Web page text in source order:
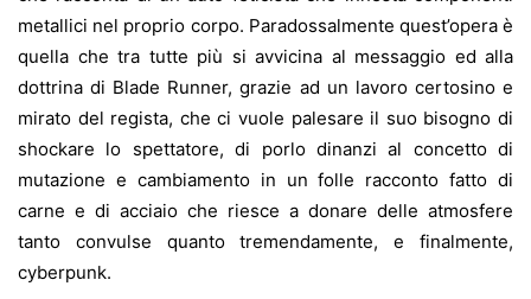
metallici nel proprio corpo. Paradossalmente quest’opera è
quella che tra tutte più si avvicina al messaggio ed alla
dottrina di Blade Runner, grazie ad un lavoro certosino e
mirato del regista, che ci vuole palesare il suo bisogno di
shockare lo spettatore, di porlo dinanzi al concetto di
mutazione e cambiamento in un folle racconto fatto di
carne e di acciaio che riesce a donare delle atmosfere
tanto convulse quanto tremendamente, e finalmente,
cyberpunk.